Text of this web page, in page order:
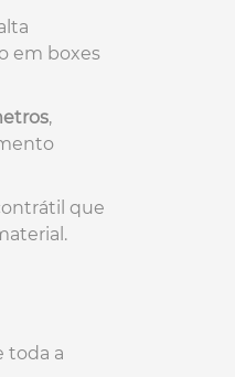
em boxes
,
que
toda a